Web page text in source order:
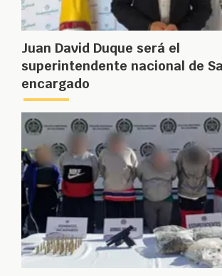
Juan David Duque será el
superintendente nacional de
encargado